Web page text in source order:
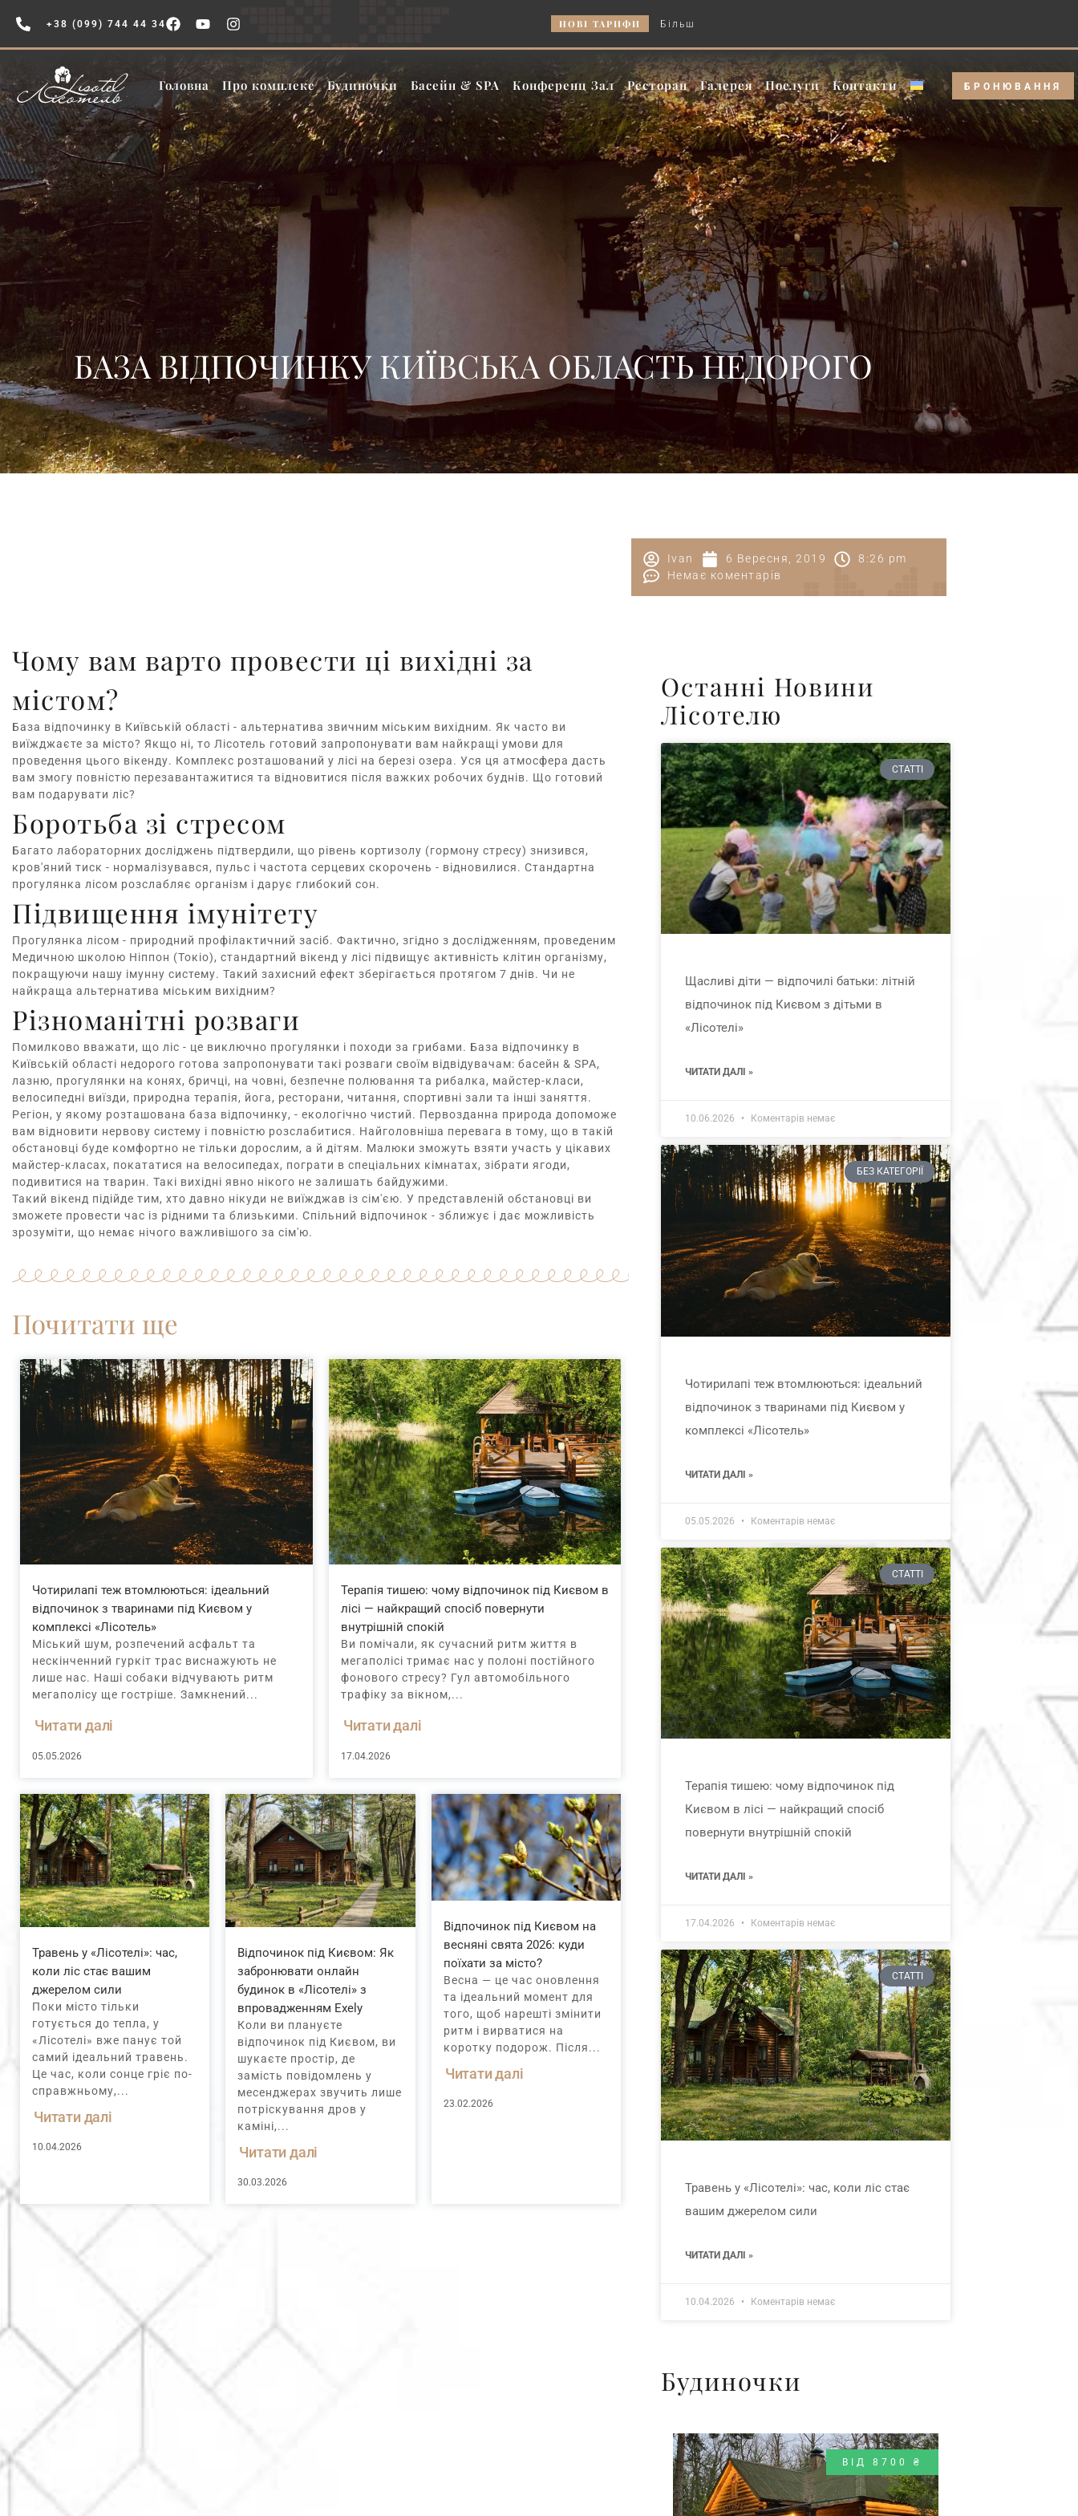
+38 (099) 744 44 34 Більше ночей — краща ціна та Тариф буднього дня!
Головна Про комплекс Будиночки Басейн & SPA Конференц Зал Ресторан Галерея Послуги Контакти БРОНЮВАННЯ
БАЗА ВІДПОЧИНКУ КИЇВСЬКА ОБЛАСТЬ НЕДОРОГО
Ivan 6 Вересня, 2019
8:26 pm
Немає коментарів
Чому вам варто провести ці вихідні за
містом?
База відпочинку в Київській області - альтернатива звичним міським вихідним. Як часто ви
виїжджаєте за місто? Якщо ні, то Лісотель готовий запропонувати вам найкращі умови для
проведення цього вікенду. Комплекс розташований у лісі на березі озера. Уся ця атмосфера дасть
вам змогу повністю перезавантажитися та відновитися після важких робочих буднів. Що готовий
вам подарувати ліс?
Боротьба зі стресом
Багато лабораторних досліджень підтвердили, що рівень кортизолу (гормону стресу) знизився,
кров'яний тиск - нормалізувався, пульс і частота серцевих скорочень - відновилися. Стандартна
прогулянка лісом розслабляє організм і дарує глибокий сон.
Підвищення імунітету
Прогулянка лісом - природний профілактичний засіб. Фактично, згідно з дослідженням, проведеним
Медичною школою Ніппон (Токіо), стандартний вікенд у лісі підвищує активність клітин організму,
покращуючи нашу імунну систему. Такий захисний ефект зберігається протягом 7 днів. Чи не
найкраща альтернатива міським вихідним?
Різноманітні розваги
Помилково вважати, що ліс - це виключно прогулянки і походи за грибами. База відпочинку в
Київській області недорого готова запропонувати такі розваги своїм відвідувачам: басейн & SPA,
лазню, прогулянки на конях, бричці, на човні, безпечне полювання та рибалка, майстер-класи,
велосипедні виїзди, природна терапія, йога, ресторани, читання, спортивні зали та інші заняття.
Регіон, у якому розташована база відпочинку, - екологічно чистий. Первозданна природа допоможе
вам відновити нервову систему і повністю розслабитися. Найголовніша перевага в тому, що в такій
обстановці буде комфортно не тільки дорослим, а й дітям. Малюки зможуть взяти участь у цікавих
майстер-класах, покататися на велосипедах, пограти в спеціальних кімнатах, зібрати ягоди,
подивитися на тварин. Такі вихідні явно нікого не залишать байдужими.
Такий вікенд підійде тим, хто давно нікуди не виїжджав із сім'єю. У представленій обстановці ви
зможете провести час із рідними та близькими. Спільний відпочинок - зближує і дає можливість
зрозуміти, що немає нічого важливішого за сім'ю.
Почитати ще
Чотирилапі теж втомлюються: ідеальний
відпочинок з тваринами під Києвом у
комплексі «Лісотель»
Міський шум, розпечений асфальт та
нескінченний гуркіт трас виснажують не
лише нас. Наші собаки відчувають ритм
мегаполісу ще гостріше. Замкнений...
Читати далі
05.05.2026
Терапія тишею: чому відпочинок під Києвом в
лісі — найкращий спосіб повернути
внутрішній спокій
Ви помічали, як сучасний ритм життя в
мегаполісі тримає нас у полоні постійного
фонового стресу? Гул автомобільного
трафіку за вікном,...
Читати далі
17.04.2026
Травень у «Лісотелі»: час,
коли ліс стає вашим
джерелом сили
Поки місто тільки
готується до тепла, у
«Лісотелі» вже панує той
самий ідеальний травень.
Це час, коли сонце гріє по-
справжньому,...
Читати далі
10.04.2026
Відпочинок під Києвом: Як
забронювати онлайн
будинок в «Лісотелі» з
впровадженням Exely
Коли ви плануєте
відпочинок під Києвом, ви
шукаєте простір, де
замість повідомлень у
месенджерах звучить лише
потріскування дров у
каміні,...
Читати далі
30.03.2026
Відпочинок під Києвом на
весняні свята 2026: куди
поїхати за місто?
Весна — це час оновлення
та ідеальний момент для
того, щоб нарешті змінити
ритм і вирватися на
коротку подорож. Після...
Читати далі
23.02.2026
Останні Новини
Лісотелю
СТАТТІ
Щасливі діти — відпочилі батьки: літній
відпочинок під Києвом з дітьми в
«Лісотелі»
ЧИТАТИ ДАЛІ »
10.06.2026 Коментарів немає
БЕЗ КАТЕГОРІЇ
Чотирилапі теж втомлюються: ідеальний
відпочинок з тваринами під Києвом у
комплексі «Лісотель»
ЧИТАТИ ДАЛІ »
05.05.2026 Коментарів немає
СТАТТІ
Терапія тишею: чому відпочинок під
Києвом в лісі — найкращий спосіб
повернути внутрішній спокій
ЧИТАТИ ДАЛІ »
17.04.2026 Коментарів немає
СТАТТІ
Травень у «Лісотелі»: час, коли ліс стає
вашим джерелом сили
ЧИТАТИ ДАЛІ »
10.04.2026 Коментарів немає
Будиночки
ВІД 8700 ₴